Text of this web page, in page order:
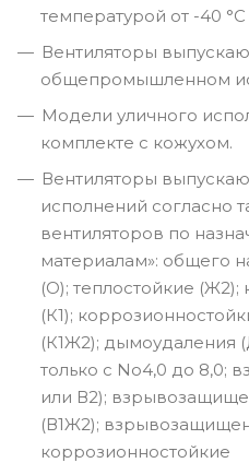
температурой от -40
Вентиляторы
общепромышленном
Модели уличного
комплекте с кожухом.
Вентиляторы
исполнений согласно
вентиляторов по
материалам»: общего
(О); теплостойкие
(К1);
(К1Ж2); дымоудаления
только с No4,0 до 8,0;
или В2);
(В1Ж2);
коррозионностойкие